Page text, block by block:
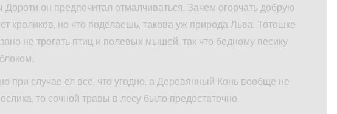
Дороти он предпочитал отмалчиваться. Зачем огорчать добрую
кроликов, но что поделаешь, такова уж природа Льва. Тотошке
не трогать птиц и полевых мышей, так что бедному песику
при случае ел все, что угодно, а Деревянный Конь вообще не
то сочной травы в лесу было предостаточно.